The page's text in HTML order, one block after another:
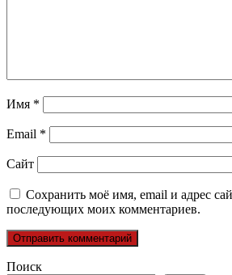
Имя *
Email *
Сайт
Сохранить моё имя, email и адрес
последующих моих комментариев.
Поиск